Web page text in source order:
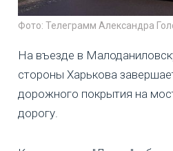
Фото: Телеграмм Александра
На въезде в
стороны Харькова
дорожного покрытия на
дорогу.